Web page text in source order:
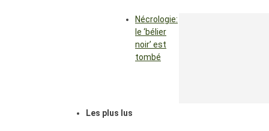
Nécrologie:
le ‘bélier
noir’ est
tombé
Les plus lus